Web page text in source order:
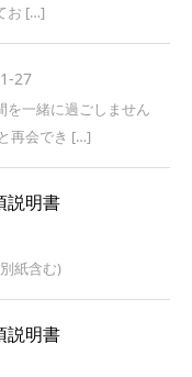
お […]
27
を一緒に過ごしません
再会でき […]
説明書
紙含む)
説明書